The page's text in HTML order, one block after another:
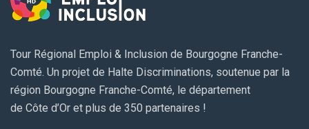
Tour Régional Emploi & Inclusion de Bourgogne Franche-
Comté. Un projet de Halte Discriminations, soutenue par la
région Bourgogne Franche-Comté, le département
de Côte d’Or et plus de 350 partenaires !